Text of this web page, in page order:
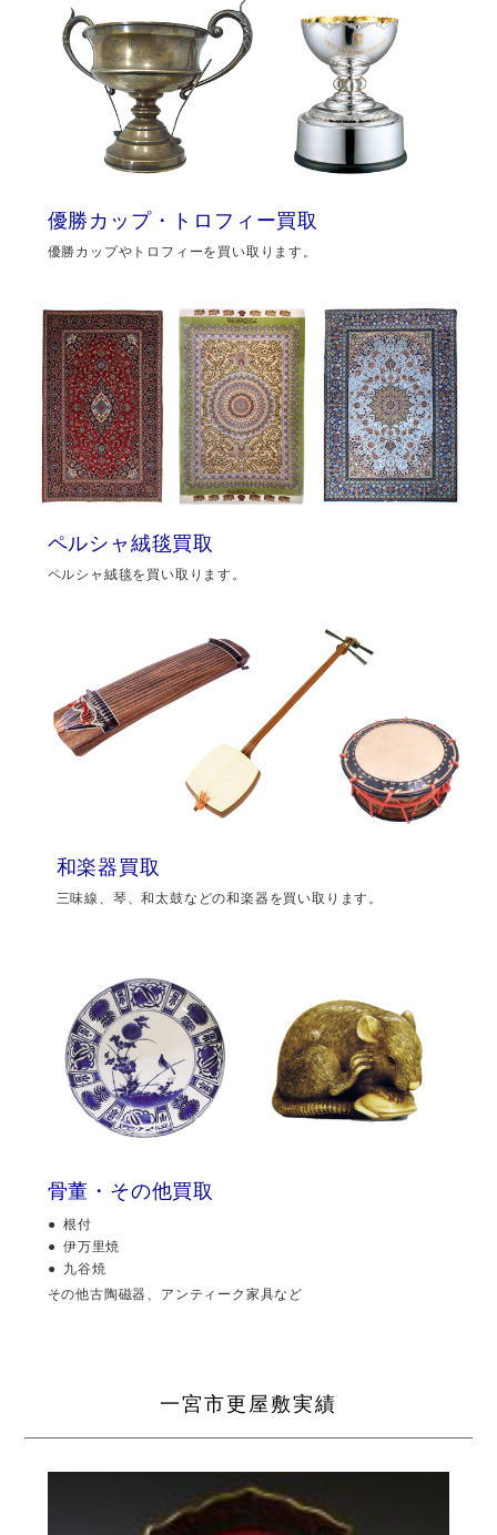
優勝カップ・トロフィー買取
優勝カップやトロフィーを買い取ります。
ペルシャ絨毯買取
ペルシャ絨毯を買い取ります。
和楽器買取
三味線、琴、和太鼓などの和楽器を買い取ります。
骨董・その他買取
根付
伊万里焼
九谷焼
その他古陶磁器、アンティーク家具など
一宮市更屋敷実績